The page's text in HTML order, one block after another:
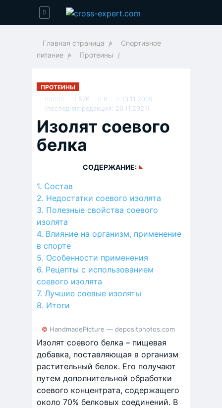
Главная страница »
Спортивное
питание » Протеины
ПРОТЕИНЫ
57K
0
13.11.2018
(последняя редакция: 20.11.2021)
Изолят соевого
белка
СОДЕРЖАНИЕ:
Состав
Недостатки соевого изолята
Полезные свойства соевого
изолята
Влияние на организм, применение
в спорте
Особенности применения
Рецепты с использованием
соевого изолята
Лучшие соевые изоляты
Итоги
© HandmadePicture — depositphotos.com
Изолят соевого белка – пищевая
добавка, поставляющая в организм
растительный белок. Его получают
путем дополнительной обработки
соевого концентрата, содержащего
около 70% белковых соединений. В